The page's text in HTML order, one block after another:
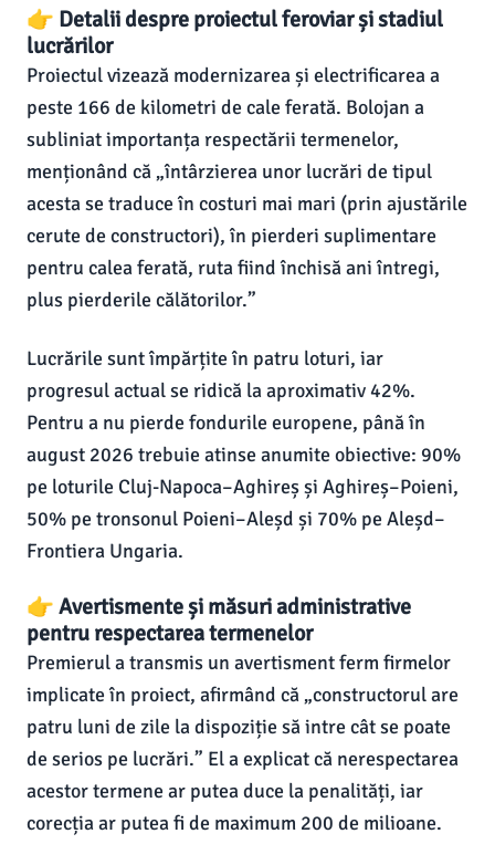
👉 Detalii despre proiectul feroviar și stadiul
lucrărilor
Proiectul vizează modernizarea și electrificarea a
peste 166 de kilometri de cale ferată. Bolojan a
subliniat importanța respectării termenelor,
menționând că „întârzierea unor lucrări de tipul
acesta se traduce în costuri mai mari (prin ajustările
cerute de constructori), în pierderi suplimentare
pentru calea ferată, ruta fiind închisă ani întregi,
plus pierderile călătorilor.”
Lucrările sunt împărțite în patru loturi, iar
progresul actual se ridică la aproximativ 42%.
Pentru a nu pierde fondurile europene, până în
august 2026 trebuie atinse anumite obiective: 90%
pe loturile Cluj-Napoca–Aghireș și Aghireș–Poieni,
50% pe tronsonul Poieni–Aleșd și 70% pe Aleșd–
Frontiera Ungaria.
👉 Avertismente și măsuri administrative
pentru respectarea termenelor
Premierul a transmis un avertisment ferm firmelor
implicate în proiect, afirmând că „constructorul are
patru luni de zile la dispoziție să intre cât se poate
de serios pe lucrări.” El a explicat că nerespectarea
acestor termene ar putea duce la penalități, iar
corecția ar putea fi de maximum 200 de milioane.